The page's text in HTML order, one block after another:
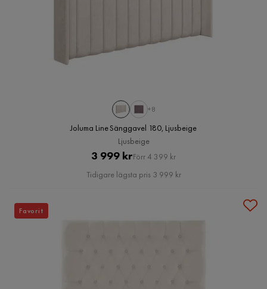
+8
Joluma Line Sänggavel 180, Ljusbeige
Ljusbeige
Pris
3 999 krOriginal
Pris
Förr 4 399 kr
Tidigare lägsta pris 3 999 kr
Favorit